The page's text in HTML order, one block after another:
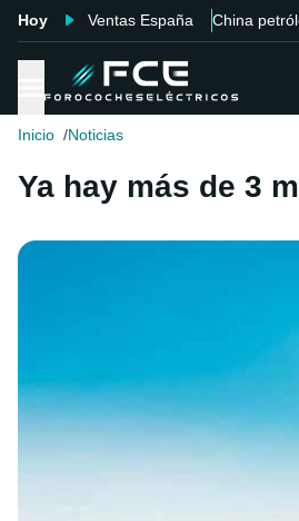
Hoy Ventas España China
Inicio Noticias
Ya hay más de 3